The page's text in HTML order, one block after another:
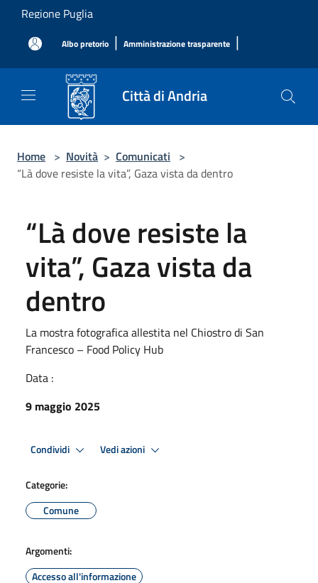
Salta al contenuto principale
Regione Puglia
Albo pretorio | Amministrazione trasparente |
Città di Andria
Home > Novità > Comunicati >
“Là dove resiste la vita”, Gaza vista da dentro
“Là dove resiste la
vita”, Gaza vista da
dentro
La mostra fotografica allestita nel Chiostro di San
Francesco – Food Policy Hub
Data :
9 maggio 2025
Condividi Vedi azioni
Categorie:
Comune
Argomenti:
Accesso all'informazione